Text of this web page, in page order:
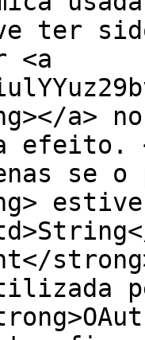
ter
<a
a>
efeito.
se o